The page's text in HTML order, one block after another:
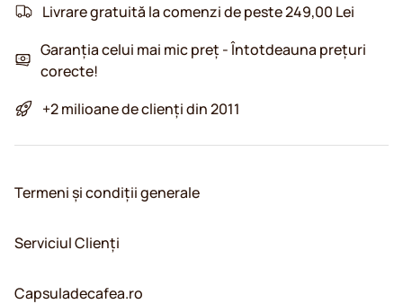
Livrare gratuită la comenzi de peste 249,00 Lei
Garanția celui mai mic preț - Întotdeauna prețuri
corecte!
+2 milioane de clienți din 2011
Termeni și condiții generale
Serviciul Clienți
Capsuladecafea.ro